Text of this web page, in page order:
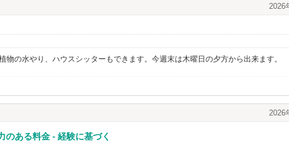
2026
の水やり、ハウスシッターもできます。今週末は木曜日の夕方から出来ます。
2026
のある料金 - 経験に基づく